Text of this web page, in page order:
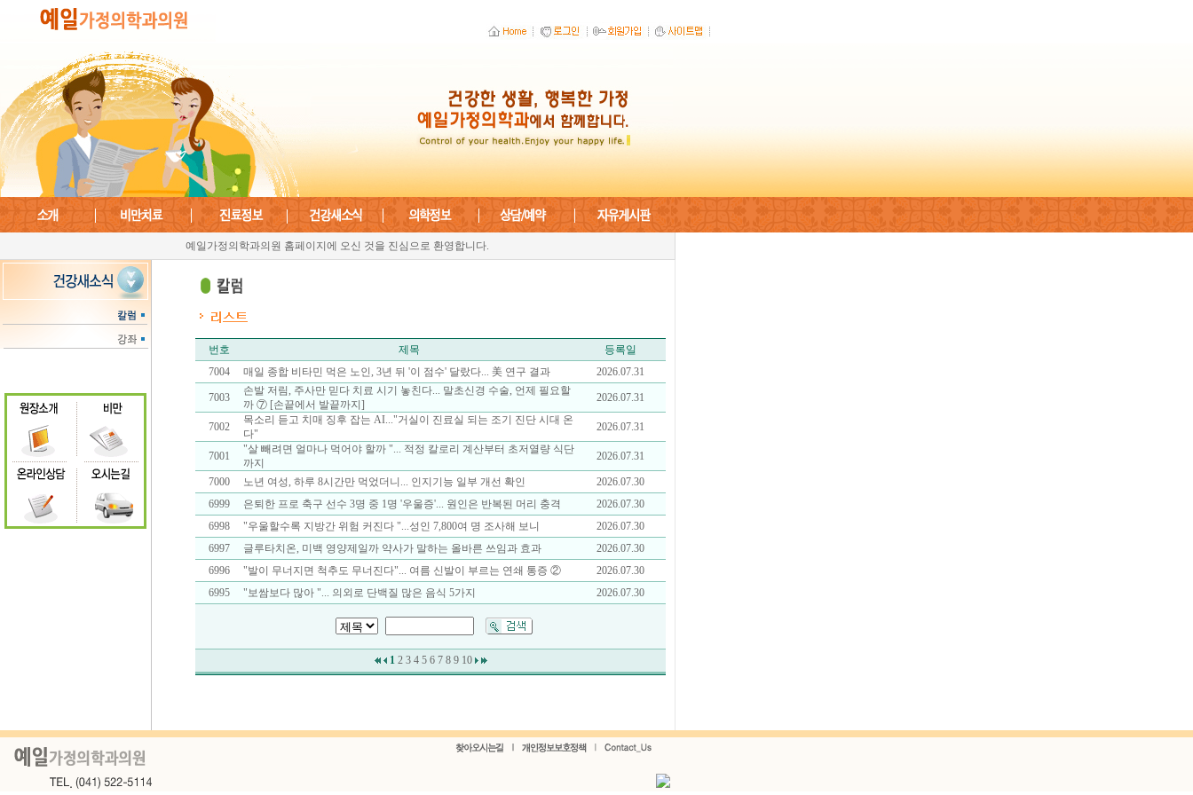
예일가정의학과의원 홈페이지에 오신 것을 진심으로 환영합니다.
번호 제목
등록일
7004
매일 종합 비타민 먹은 노인, 3년 뒤 '이 점수' 달랐다... 美 연구 결과 2026.07.31
7003
손발 저림, 주사만 믿다 치료 시기 놓친다... 말초신경 수술, 언제 필요할
까 ⑦ [손끝에서 발끝까지]
2026.07.31
7002
목소리 듣고 치매 징후 잡는 AI..."거실이 진료실 되는 조기 진단 시대 온
다"
2026.07.31
7001
"살 빼려면 얼마나 먹어야 할까 "... 적정 칼로리 계산부터 초저열량 식단
까지
2026.07.31
7000 노년 여성, 하루 8시간만 먹었더니... 인지기능 일부 개선 확인
2026.07.30
6999
은퇴한 프로 축구 선수 3명 중 1명 '우울증'... 원인은 반복된 머리 충격
2026.07.30
6998
"우울할수록 지방간 위험 커진다 "...성인 7,800여 명 조사해 보니
2026.07.30
6997
글루타치온, 미백 영양제일까 약사가 말하는 올바른 쓰임과 효과
2026.07.30
6996
"발이 무너지면 척추도 무너진다"... 여름 신발이 부르는 연쇄 통증 ②
2026.07.30
6995
"보쌈보다 많아 "... 의외로 단백질 많은 음식 5가지 2026.07.30
1 2 3 4 5 6 7 8 9 10